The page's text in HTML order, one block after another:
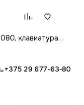
+375 29 677-63-80